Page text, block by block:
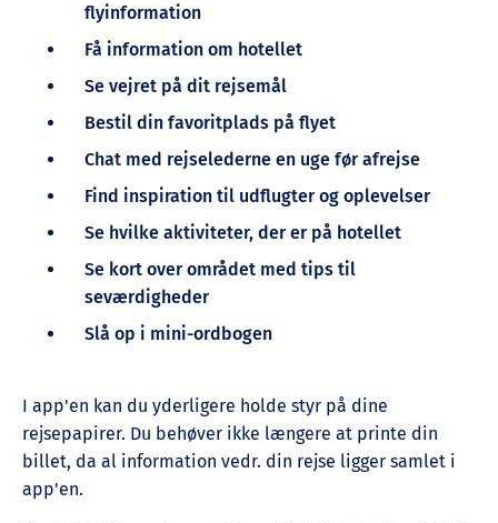
flyinformation
Få information om hotellet
Se vejret på dit rejsemål
Bestil din favoritplads på flyet
Chat med rejselederne en uge før afrejse
Find inspiration til udflugter og oplevelser
Se hvilke aktiviteter, der er på hotellet
Se kort over området med tips til
seværdigheder
Slå op i mini-ordbogen
I app'en kan du yderligere holde styr på dine
rejsepapirer. Du behøver ikke længere at printe din
billet, da al information vedr. din rejse ligger samlet i
app'en.